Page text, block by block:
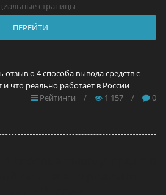
страницы
ПЕРЕЙТИ
о 4 способа вывода средств с
что реально работает в России
Рейтинги
/ 1 157 / 0